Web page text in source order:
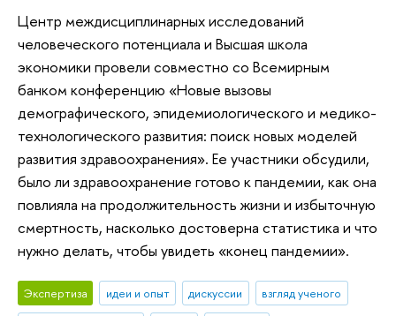
Центр междисциплинарных исследований
человеческого потенциала и Высшая школа
экономики провели совместно со Всемирным
банком конференцию «Новые вызовы
демографического, эпидемиологического и медико-
технологического развития: поиск новых моделей
развития здравоохранения». Ее участники обсудили,
было ли здравоохранение готово к пандемии, как она
повлияла на продолжительность жизни и избыточную
смертность, насколько достоверна статистика и что
нужно делать, чтобы увидеть «конец пандемии».
Экспертиза идеи и опыт дискуссии
взгляд ученого